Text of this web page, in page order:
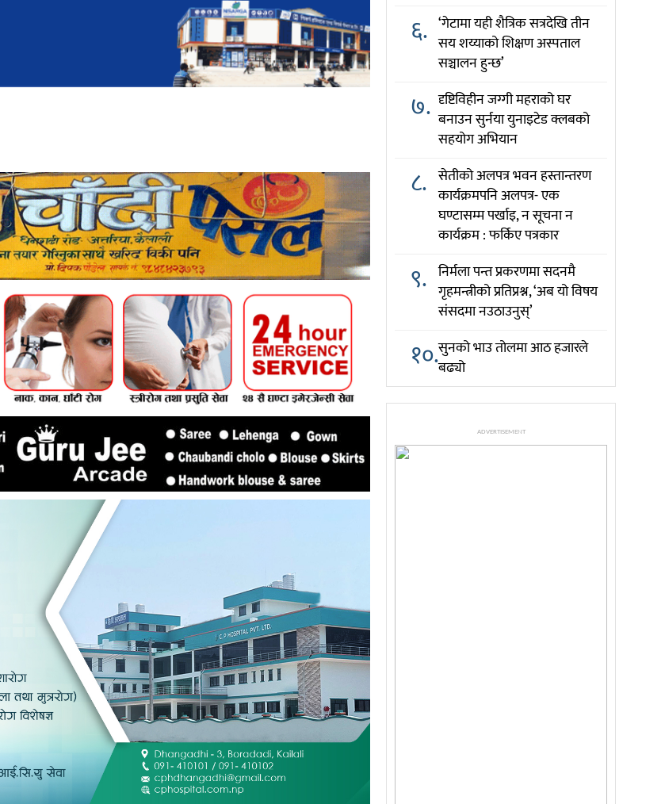
६. ‘गेटामा यही शैत्रिक सत्रदेखि तीन
सय शय्याको शिक्षण अस्पताल
सञ्चालन हुन्छ’
७. दृष्टिविहीन जग्गी महराको घर
बनाउन सुर्नया युनाइटेड क्लबको
सहयोग अभियान
८. सेतीको अलपत्र भवन हस्तान्तरण
कार्यक्रमपनि अलपत्र- एक
घण्टासम्म पर्खाइ, न सूचना न
कार्यक्रम : फर्किए पत्रकार
९. निर्मला पन्त प्रकरणमा सदनमै
गृहमन्त्रीको प्रतिप्रश्न, ‘अब यो विषय
संसदमा नउठाउनुस्’
१०.सुनको भाउ तोलमा आठ हजारले
बढ्यो
ADVERTISEMENT